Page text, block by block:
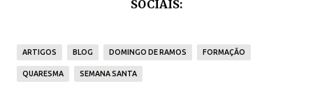
SOCIAIS:
ARTIGOS BLOG DOMINGO DE RAMOS FORMAÇÃO
QUARESMA SEMANA SANTA